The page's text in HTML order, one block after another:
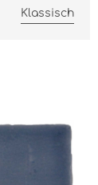
Klassisch